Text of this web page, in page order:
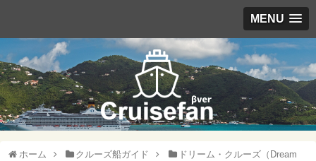
MENU
ホーム クルーズ船ガイド
ドリーム・クルーズ（Dream